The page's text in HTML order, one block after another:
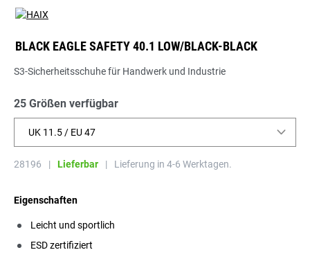
BLACK EAGLE SAFETY 40.1 LOW/BLACK-BLACK
S3-Sicherheitsschuhe für Handwerk und Industrie
25 Größen verfügbar
UK 11.5 / EU 47
28196 | Lieferbar | Lieferung in 4-6 Werktagen.
Eigenschaften
Leicht und sportlich
ESD zertifiziert